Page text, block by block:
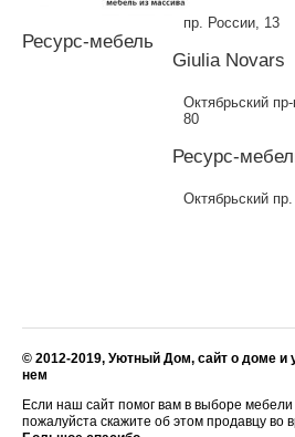
Ресурс-мебель
пр. России, 13
Giulia Novars
Октябрьский пр-
80
Ресурс-
Октябрьский
© 2012-2019, Уютный Дом, сайт о доме и
нем
Если наш сайт помог вам в выборе
пожалуйста скажите об этом продавцу во